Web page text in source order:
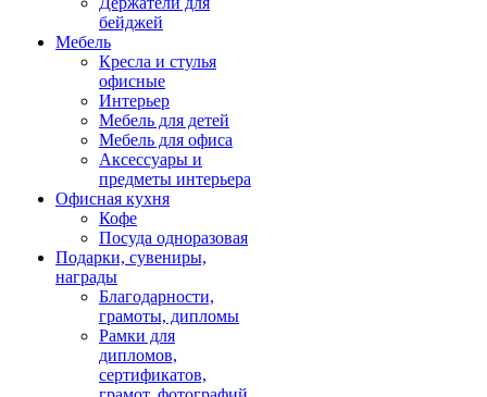
бейджей
Мебель
Кресла и стулья
офисные
Интерьер
Мебель для детей
Мебель для офиса
Аксессуары и
предметы интерьера
Офисная кухня
Кофе
Посуда одноразовая
Подарки, сувениры,
награды
Благодарности,
грамоты, дипломы
Рамки для
дипломов,
сертификатов,